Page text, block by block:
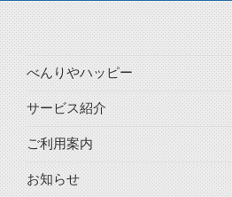
べんりやハッピー
サービス紹介
ご利用案内
お知らせ